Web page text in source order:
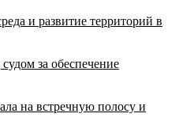
и развитие территорий в
за обеспечение
на встречную полосу и